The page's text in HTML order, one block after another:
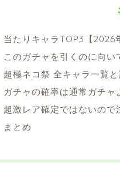
当たりキャラTOP3【2026
このガチャを引くのに向い
超極ネコ祭 全キャラ一覧と
ガチャの確率は通常ガチャ
超激レア確定ではないので
まとめ